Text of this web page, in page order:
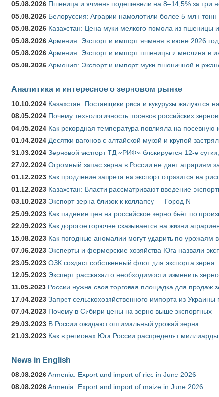
05.08.2026 Пшеница и ячмень подешевели на 8–14,5% за три
05.08.2026 Белоруссия: Аграрии намолотили более 5 млн тонн
05.08.2026 Казахстан: Цена муки мелкого помола из пшеницы
05.08.2026 Армения: Экспорт и импорт ячменя в июне 2026
05.08.2026 Армения: Экспорт и импорт пшеницы и меслина в
05.08.2026 Армения: Экспорт и импорт муки пшеничной и
Аналитика и интересное о зерновом рынке
10.10.2024 Казахстан: Поставщики риса и кукурузы жалуются
08.05.2024 Почему технологичность посевов российских
04.05.2024 Как рекордная температура повлияла на
01.04.2024 Десятки вагонов с алтайской мукой и крупой
31.03.2024 Зерновой экспорт ТД «РИФ» блокируется 12-е
27.02.2024 Огромный запас зерна в России не дает аграриям
01.12.2023 Как продление запрета на экспорт отразится на
01.12.2023 Казахстан: Власти рассматривают введение
03.10.2023 Экспорт зерна близок к коллапсу — Город N
25.09.2023 Как падение цен на российское зерно бьёт по
22.09.2023 Как дорогое горючее сказывается на жизни аграриев
15.08.2023 Как погодные аномалии могут ударить по урожаям
07.06.2023 Эксперты и фермерские хозяйства Юга назвали
23.05.2023 ОЗК создаст собственный флот для экспорта зерна
12.05.2023 Эксперт рассказал о необходимости изменить
11.05.2023 России нужна своя торговая площадка для продаж
17.04.2023 Запрет сельскохозяйственного импорта из
07.04.2023 Почему в Сибири цены на зерно выше экспортных
29.03.2023 В России ожидают оптимальный урожай зерна
21.03.2023 Как в регионах Юга России распределят
News in English
08.08.2026Armenia: Export and import of rice in June 2026
08.08.2026Armenia: Export and import of maize in June 2026